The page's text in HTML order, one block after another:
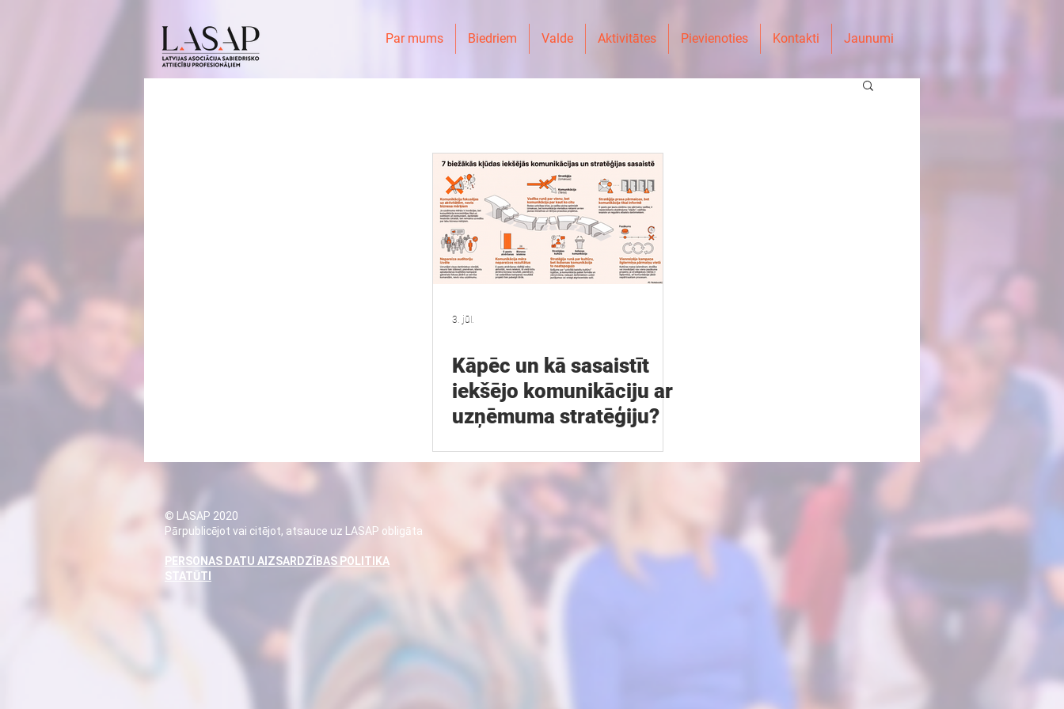
Par mums Biedriem Valde Aktivitātes Pievienoties Kontakti Jaunumi
3. jūl.
Kāpēc un kā sasaistīt
iekšējo komunikāciju ar
uzņēmuma stratēģiju?
© LASAP 2020
Pārpublicējot vai citējot, atsauce uz LASAP obligāta
PERSONAS DATU AIZSARDZĪBAS POLITIKA
STATŪTI